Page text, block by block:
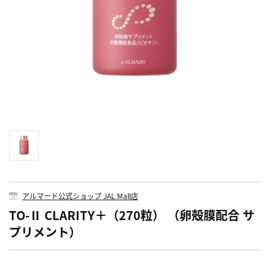
アルマード公式ショップ JAL Mall店
TO-Ⅱ CLARITY＋（270粒） （卵殻膜配合 サ
プリメント）